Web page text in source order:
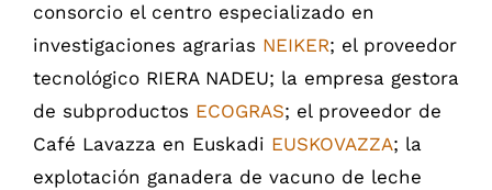
consorcio el centro especializado en
investigaciones agrarias NEIKER; el proveedor
tecnológico RIERA NADEU; la empresa gestora
de subproductos ECOGRAS; el proveedor de
Café Lavazza en Euskadi EUSKOVAZZA; la
explotación ganadera de vacuno de leche